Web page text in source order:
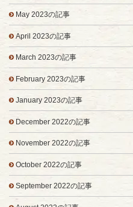
May 2023の記事
April 2023の記事
March 2023の記事
February 2023の記事
January 2023の記事
December 2022の記事
November 2022の記事
October 2022の記事
September 2022の記事